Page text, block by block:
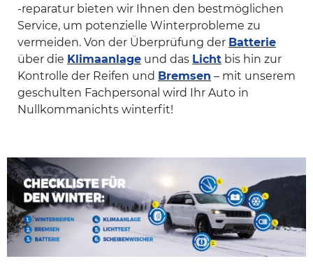
-reparatur bieten wir Ihnen den bestmöglichen
Service, um potenzielle Winterprobleme zu
vermeiden. Von der Überprüfung der Batterie
über die Klimaanlage und das Licht bis hin zur
Kontrolle der Reifen und Bremsen – mit unserem
geschulten Fachpersonal wird Ihr Auto in
Nullkommanichts winterfit!